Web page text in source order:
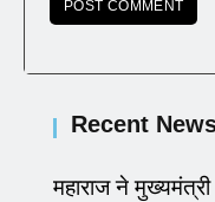
Recent
महाराज ने मुख्यमंत्री